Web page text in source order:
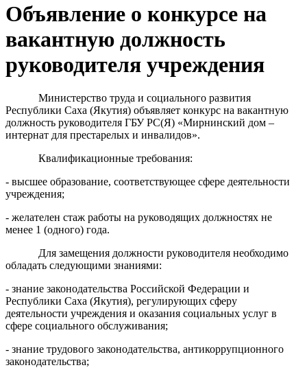
Объявление о конкурсе на
вакантную должность
руководителя учреждения
Министерство труда и социального развития
Республики Саха (Якутия) объявляет конкурс на вакантную
должность руководителя ГБУ РС(Я) «Мирнинский дом –
интернат для престарелых и инвалидов».
Квалификационные требования:
- высшее образование, соответствующее сфере деятельности
учреждения;
- желателен стаж работы на руководящих должностях не
менее 1 (одного) года.
Для замещения должности руководителя необходимо
обладать следующими знаниями:
- знание законодательства Российской Федерации и
Республики Саха (Якутия), регулирующих сферу
деятельности учреждения и оказания социальных услуг в
сфере социального обслуживания;
- знание трудового законодательства, антикоррупционного
законодательства;